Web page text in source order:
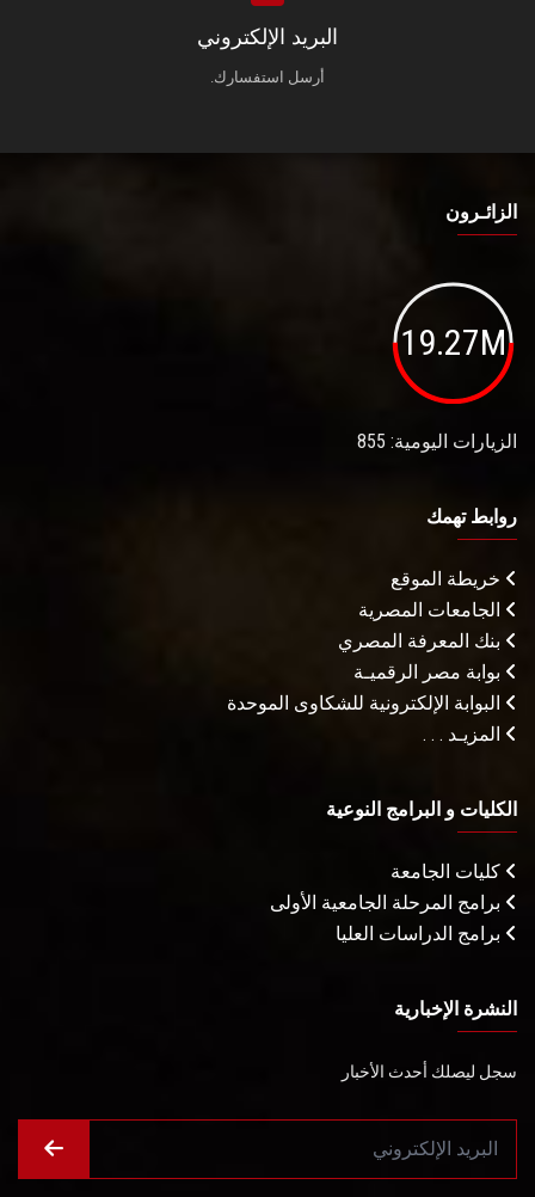
البريد الإلكتروني
أرسل استفسارك.
الزائـرون
19.27M
الزيارات اليومية: 855
روابط تهمك
خريطة الموقع
الجامعات المصرية
بنك المعرفة المصري
بوابة مصر الرقميـة
البوابة الإلكترونية للشكاوى الموحدة
المزيـد . . .
الكليات و البرامج النوعية
كليات الجامعة
برامج المرحلة الجامعية الأولى
برامج الدراسات العليا
النشرة الإخبارية
سجل ليصلك أحدث الأخبار